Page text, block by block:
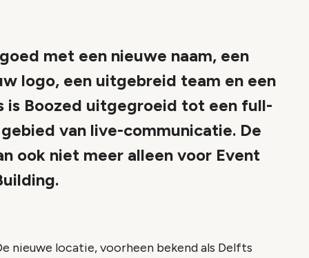
met een nieuwe naam, een
logo, een uitgebreid team en een
is Boozed uitgegroeid tot een full-
van live-communicatie. De
ook niet meer alleen voor Event
nieuwe locatie, voorheen bekend als Delfts